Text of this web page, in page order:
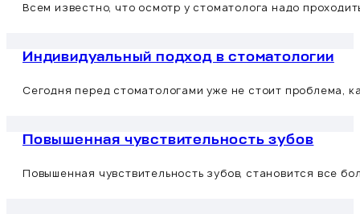
Всем известно, что осмотр у стоматолога надо
Индивидуальный подход в стоматологии
Сегодня перед стоматологами уже не стоит проблема,
Повышенная чувствительность зубов
Повышенная чувствительность зубов, становится все